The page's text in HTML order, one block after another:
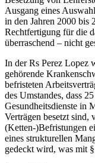
Ausgang eines
in den Jahren 2000 bis
Rechtfertigung für die
überraschend – nicht
In der Rs Perez Lopez
gehörende
befristeten
des Umstandes, dass
Gesundheitsdienste in
Verträgen besetzt sind,
(Ketten-)Befristungen
eines strukturellen
gedeckt wird, was mit